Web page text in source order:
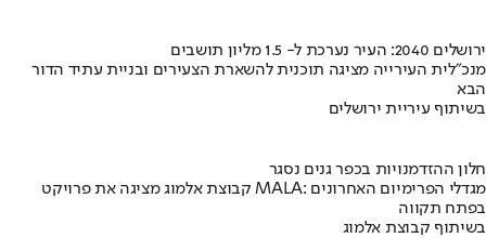
ירושלים 2040: העיר נערכת ל- 1.5 מליון תושבים
מנכ"לית העירייה מציגה תוכנית להשארת הצעירים ובניית עתיד הדור
הבא
בשיתוף עיריית ירושלים
חלון ההזדמנויות בכפר גנים נסגר
קבוצת אלמוג מציגה את פרויקט MALA: מגדלי הפרימיום האחרונים
בפתח תקווה
בשיתוף קבוצת אלמוג